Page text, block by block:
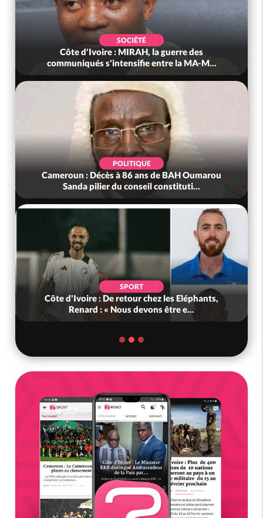
SOCIÉTÉ
Côte d'Ivoire : MIRAH, la guerre des
communiqués s'intensifie entre la MA-M...
POLITIQUE
Cameroun : Décès à 86 ans de BAH Oumarou
Sanda pilier du conseil constituti...
SPORT
Côte d'Ivoire : De retour chez les Eléphants,
Renard : « Nous devons être e...